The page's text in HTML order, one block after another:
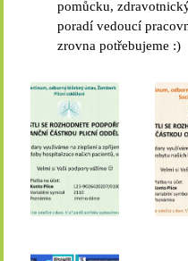
pomůcku,
poradí vedoucí
zrovna potřebujeme :)